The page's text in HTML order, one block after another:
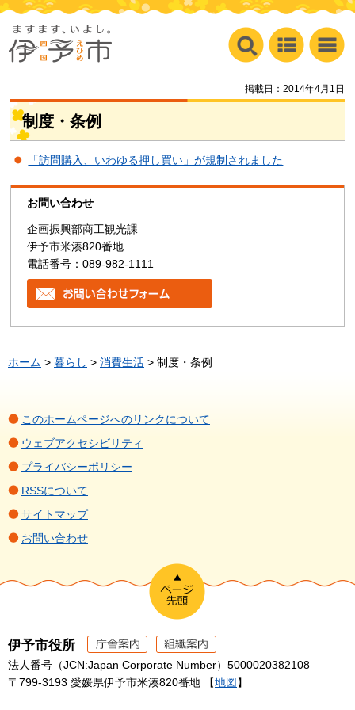
掲載日：2014年4月1日
制度・条例
「訪問購入、いわゆる押し買い」が規制されました
お問い合わせ
企画振興部商工観光課
伊予市米湊820番地
電話番号：089-982-1111
ホーム > 暮らし > 消費生活 > 制度・条例
このホームページへのリンクについて
ウェブアクセシビリティ
プライバシーポリシー
RSSについて
サイトマップ
お問い合わせ
伊予市役所
法人番号（JCN:Japan Corporate Number）5000020382108
〒799-3193 愛媛県伊予市米湊820番地 【地図 】